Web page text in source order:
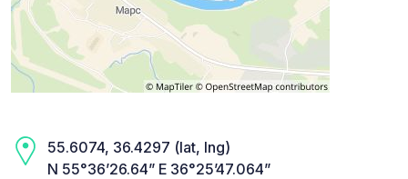
55.6074, 36.4297 (lat, lng)
N 55°36’26.64” E 36°25’47.064”